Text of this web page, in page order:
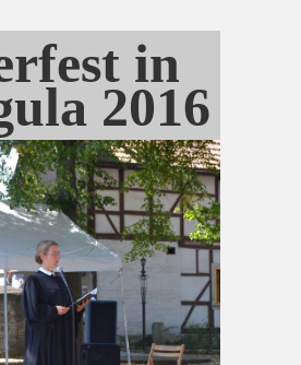
in
2016